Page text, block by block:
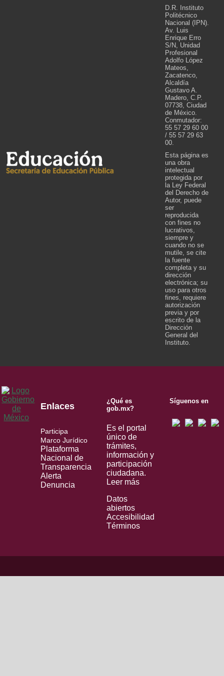
D.R. Instituto
Politécnico
Nacional (IPN).
Av. Luis
Enrique Erro
S/N, Unidad
Profesional
Adolfo López
Mateos,
Zacatenco,
Alcaldía
Gustavo A.
Madero, C.P.
07738, Ciudad
de México.
Conmutador:
55 57 29 60 00
/ 55 57 29 63
00.
Esta página es
una obra
intelectual
protegida por
la Ley Federal
del Derecho de
Autor, puede
ser
reproducida
con fines no
lucrativos,
siempre y
cuando no se
mutile, se cite
la fuente
completa y su
dirección
electrónica; su
uso para otros
fines, requiere
autorización
previa y por
escrito de la
Dirección
General del
Instituto.
Enlaces
Participa
Marco Jurídico
Plataforma
Nacional de
Transparencia
Alerta
Denuncia
¿Qué es
gob.mx?
Es el portal
único de
trámites,
información y
participación
ciudadana.
Leer más
Datos
abiertos
Accesibilidad
Términos
Síguenos en